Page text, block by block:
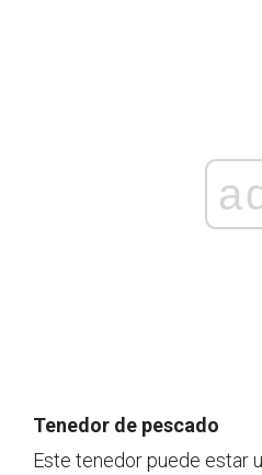
Tenedor de pescado
Este tenedor puede estar